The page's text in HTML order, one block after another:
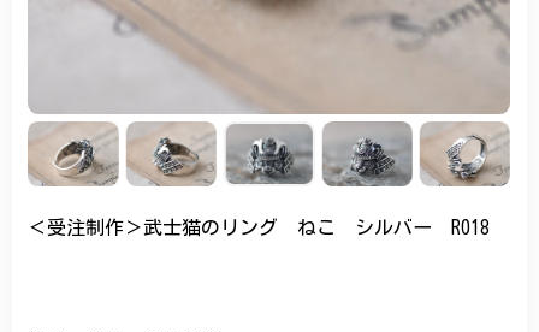
＜受注制作＞武士猫のリング ねこ シルバー R018